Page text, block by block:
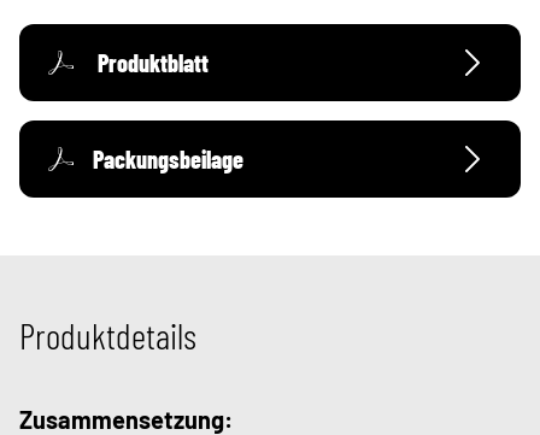
Produktblatt
Packungsbeilage
Produktdetails
Zusammensetzung: